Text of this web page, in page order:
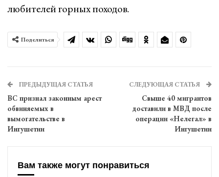
любителей горных походов.
Поделиться
ПРЕДЫДУЩАЯ СТАТЬЯ
ВС признал законным арест
обвиняемых в
вымогательстве в
Ингушетии
СЛЕДУЮЩАЯ СТАТЬЯ
Свыше 40 мигрантов
доставили в МВД после
операции «Нелегал» в
Ингушетии
Вам также могут понравиться